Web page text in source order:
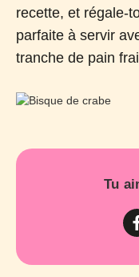
recette, et régale-
parfaite à servir
tranche de pain
Tu